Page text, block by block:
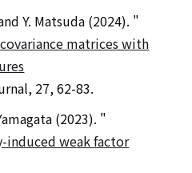
Y. Matsuda (2024). "
matrices with
27, 62-83.
(2023). "
induced weak factor